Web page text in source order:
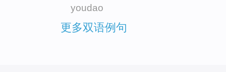
youdao
更多双语例句